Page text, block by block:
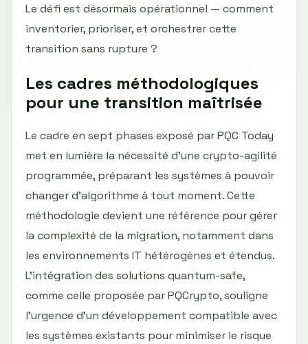
Le défi est désormais opérationnel — comment
inventorier, prioriser, et orchestrer cette
transition sans rupture ?
Les cadres méthodologiques
pour une transition maîtrisée
Le cadre en sept phases exposé par PQC Today
met en lumière la nécessité d'une crypto-agilité
programmée, préparant les systèmes à pouvoir
changer d'algorithme à tout moment. Cette
méthodologie devient une référence pour gérer
la complexité de la migration, notamment dans
les environnements IT hétérogènes et étendus.
L’intégration des solutions quantum-safe,
comme celle proposée par PQCrypto, souligne
l’urgence d’un développement compatible avec
les systèmes existants pour minimiser le risque